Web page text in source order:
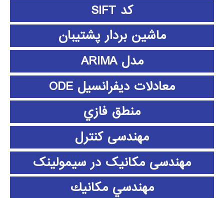
کد SIFT
ماشین بردار پشتیبان
مدل ARIMA
معادلات دیفرانسیل ODE
منطق فازي
مهندسی کنترل
مهندسی مکانیک در سیمولینک
مهندسي مكانيك